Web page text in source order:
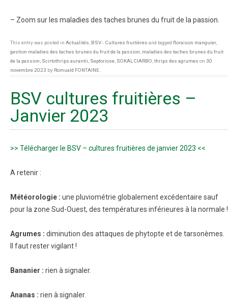
– Zoom sur les maladies des taches brunes du fruit de la passion.
This entry was posted in Actualités BSV - Cultures fruitières and tagged floraison manguier,
gestion maladies des taches brunes du fruit de la passion maladies des taches brunes du fruit
de la passion Scirtothrips aurantii Septoriose SOKALCIARBO thrips des agrumes on 30
novembre 2023 by Romuald FONTAINE
BSV cultures fruitières –
Janvier 2023
>> Télécharger le BSV – cultures fruitières de janvier 2023 <<
A retenir :
Météorologie : une pluviométrie globalement excédentaire sauf
pour la zone Sud-Ouest, des températures inférieures à la normale !
Agrumes : diminution des attaques de phytopte et de tarsonèmes.
Il faut rester vigilant !
Bananier : rien à signaler.
Ananas : rien à signaler.